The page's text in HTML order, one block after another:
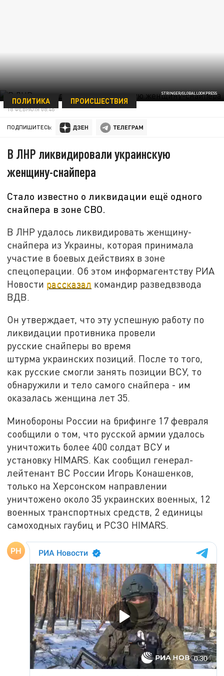
STRINGER/GLOBALLOOKPRESS
ПОЛИТИКА ПРОИСШЕСТВИЯ
18 ФЕВРАЛЯ 08:46
ПОДПИШИТЕСЬ:
В ЛНР ликвидировали украинскую
женщину-снайпера
Стало известно о ликвидации ещё одного
снайпера в зоне СВО.
В ЛНР удалось ликвидировать женщину-
снайпера из Украины, которая принимала
участие в боевых действиях в зоне
спецоперации. Об этом информагентству РИА
Новости рассказал командир разведвзвода
ВДВ.
Он утверждает, что эту успешную работу по
ликвидации противника провели
русские снайперы во время
штурма украинских позиций. После то того,
как русские смогли занять позиции ВСУ, то
обнаружили и тело самого снайпера - им
оказалась женщина лет 35.
Минобороны России на брифинге 17 февраля
сообщили о том, что русской армии удалось
уничтожить более 400 солдат ВСУ и
установку HIMARS. Как сообщил генерал-
лейтенант ВС России Игорь Конашенков,
только на Херсонском направлении
уничтожено около 35 украинских военных, 12
военных транспортных средств, 2 единицы
самоходных гаубиц и РСЗО HIMARS.